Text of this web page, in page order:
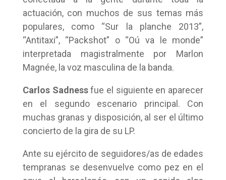
actuación, con muchos de sus temas más
populares, como “Sur la planche 2013”,
“Antitaxi”, “Packshot” o “Oú va le monde”
interpretada magistralmente por Marlon
Magnée, la voz masculina de la banda.
Carlos Sadnessfue el siguiente en aparecer
en el segundo escenario principal. Con
muchas granas y disposición, al ser el último
concierto de la gira de su LP.
Ante su ejército de seguidores/as de edades
tempranas se desenvuelve como pez en el